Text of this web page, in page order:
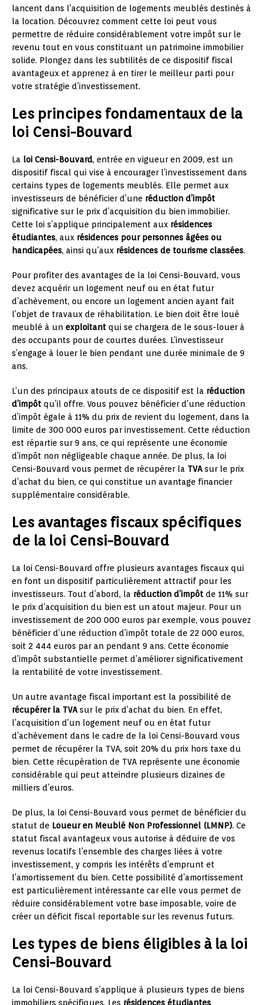
lancent dans l’acquisition de logements meublés destinés à
la location. Découvrez comment cette loi peut vous
permettre de réduire considérablement votre impôt sur le
revenu tout en vous constituant un patrimoine immobilier
solide. Plongez dans les subtilités de ce dispositif fiscal
avantageux et apprenez à en tirer le meilleur parti pour
votre stratégie d’investissement.
Les principes fondamentaux de la
loi Censi-Bouvard
La loi Censi-Bouvard, entrée en vigueur en 2009, est un
dispositif fiscal qui vise à encourager l’investissement dans
certains types de logements meublés. Elle permet aux
investisseurs de bénéficier d’une réduction d’impôt
significative sur le prix d’acquisition du bien immobilier.
Cette loi s’applique principalement aux résidences
étudiantes, aux résidences pour personnes âgées ou
handicapées, ainsi qu’aux résidences de tourisme classées.
Pour profiter des avantages de la loi Censi-Bouvard, vous
devez acquérir un logement neuf ou en état futur
d’achèvement, ou encore un logement ancien ayant fait
l’objet de travaux de réhabilitation. Le bien doit être loué
meublé à un exploitant qui se chargera de le sous-louer à
des occupants pour de courtes durées. L’investisseur
s’engage à louer le bien pendant une durée minimale de 9
ans.
L’un des principaux atouts de ce dispositif est la réduction
d’impôt qu’il offre. Vous pouvez bénéficier d’une réduction
d’impôt égale à 11% du prix de revient du logement, dans la
limite de 300 000 euros par investissement. Cette réduction
est répartie sur 9 ans, ce qui représente une économie
d’impôt non négligeable chaque année. De plus, la loi
Censi-Bouvard vous permet de récupérer la TVAsur le prix
d’achat du bien, ce qui constitue un avantage financier
supplémentaire considérable.
Les avantages fiscaux spécifiques
de la loi Censi-Bouvard
La loi Censi-Bouvard offre plusieurs avantages fiscaux qui
en font un dispositif particulièrement attractif pour les
investisseurs. Tout d’abord, la réduction d’impôt de 11% sur
le prix d’acquisition du bien est un atout majeur. Pour un
investissement de 200 000 euros par exemple, vous pouvez
bénéficier d’une réduction d’impôt totale de 22 000 euros,
soit 2 444 euros par an pendant 9 ans. Cette économie
d’impôt substantielle permet d’améliorer significativement
la rentabilité de votre investissement.
Un autre avantage fiscal important est la possibilité de
récupérer la TVAsur le prix d’achat du bien. En effet,
l’acquisition d’un logement neuf ou en état futur
d’achèvement dans le cadre de la loi Censi-Bouvard vous
permet de récupérer la TVA, soit 20% du prix hors taxe du
bien. Cette récupération de TVA représente une économie
considérable qui peut atteindre plusieurs dizaines de
milliers d’euros.
De plus, la loi Censi-Bouvard vous permet de bénéficier du
statut de Loueur en Meublé Non Professionnel (LMNP). Ce
statut fiscal avantageux vous autorise à déduire de vos
revenus locatifs l’ensemble des charges liées à votre
investissement, y compris les intérêts d’emprunt et
l’amortissement du bien. Cette possibilité d’amortissement
est particulièrement intéressante car elle vous permet de
réduire considérablement votre base imposable, voire de
créer un déficit fiscal reportable sur les revenus futurs.
Les types de biens éligibles à la loi
Censi-Bouvard
La loi Censi-Bouvard s’applique à plusieurs types de biens
immobiliers spécifiques. Les résidences étudiantes